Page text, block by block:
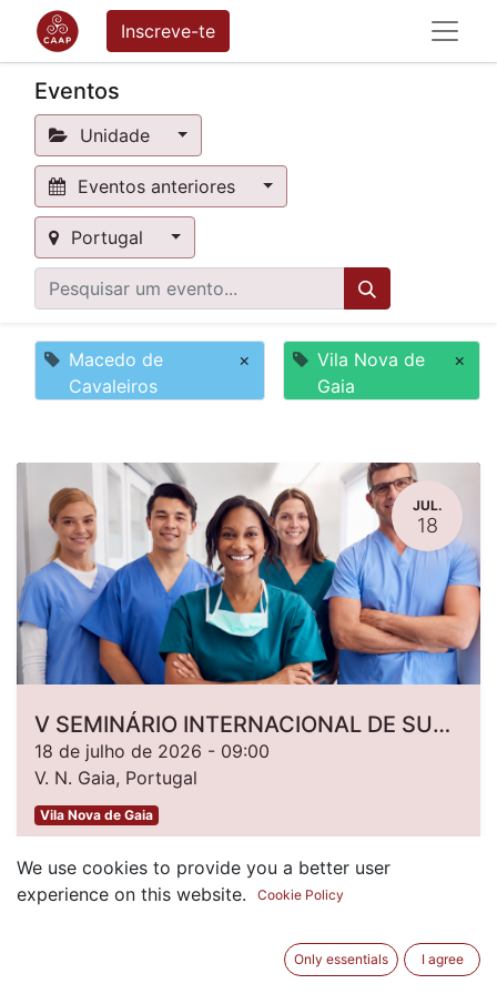
Inscreve-te
Eventos
Unidade
Eventos anteriores
Portugal
Macedo de
Cavaleiros
×
Vila Nova de
Gaia
×
JUL.
18
V SEMINÁRIO INTERNACIONAL DE SUPERVISÃO CLÍNICA: FORTALECER ENFERMEIROS, TRANSFORMAR CUIDADOS - Online
18 de julho de 2026 - 09:00
V. N. Gaia, Portugal
Vila Nova de Gaia
Inscrições Encerradas
JUN.
29
We use cookies to provide you a better user
experience on this website.
Cookie Policy
Only essentials I agree